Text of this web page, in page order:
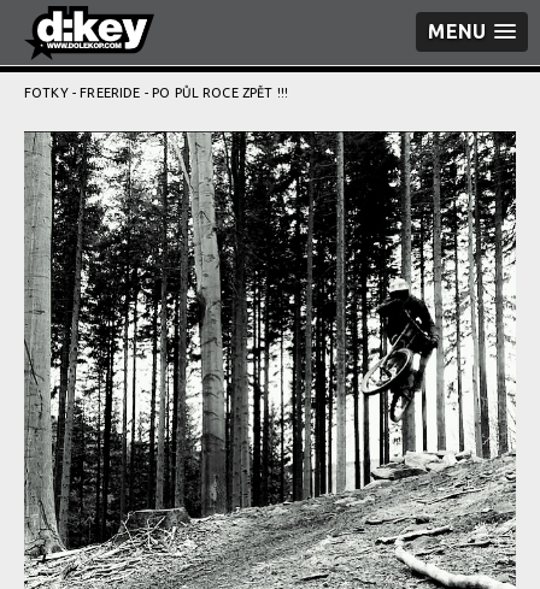
MENU
FOTKY-FREERIDE - PO PŮL ROCE ZPĚT !!!